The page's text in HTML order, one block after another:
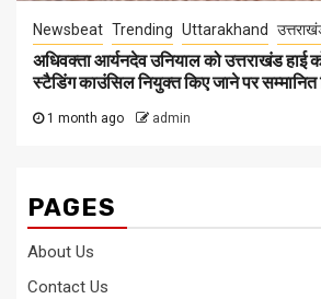
Newsbeat Trending Uttarakhand
अधिवक्ता आर्यनदेव उनियाल को उत्तराखंड हाई
स्टैडिंग काउंसिल नियुक्त किए जाने पर सम्मानित
1 month ago admin
PAGES
About Us
Contact Us